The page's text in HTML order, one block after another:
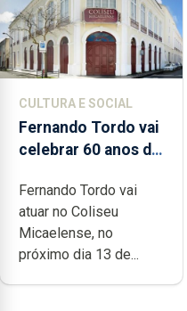
CULTURA E SOCIAL
Fernando Tordo vai
celebrar 60 anos de
Micaelense
Fernando Tordo vai
atuar no Coliseu
Micaelense, no
próximo dia 13 de...